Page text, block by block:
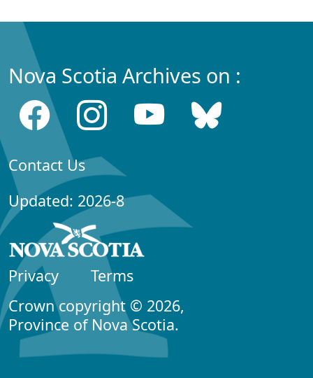
Nova Scotia Archives on :
Contact Us
Updated: 2026-8
Privacy
Terms
Crown copyright © 2026,
Province of Nova Scotia.